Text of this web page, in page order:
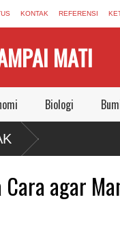
KONTAK REFERENSI
MATI
Biologi
agar